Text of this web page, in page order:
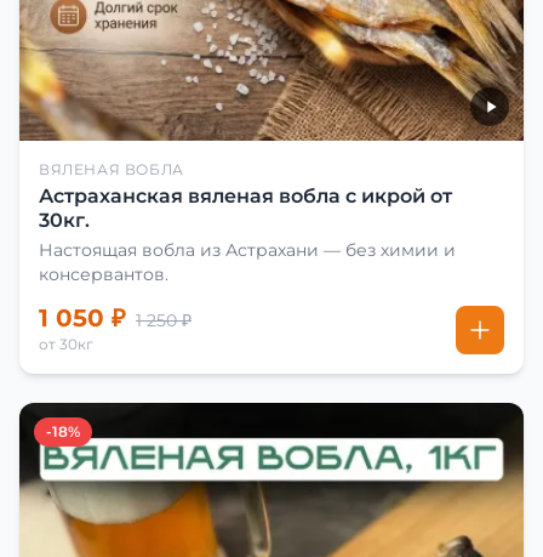
ВЯЛЕНАЯ ВОБЛА
Астраханская вяленая вобла с икрой от
30кг.
Настоящая вобла из Астрахани — без химии и
консервантов.
1 050 ₽ 1 250 ₽
от 30кг
-18%